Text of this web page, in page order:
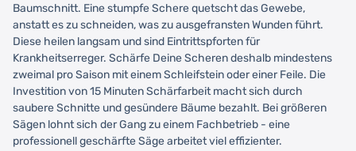
Baumschnitt. Eine stumpfe Schere quetscht das Gewebe,
anstatt es zu schneiden, was zu ausgefransten Wunden führt.
Diese heilen langsam und sind Eintrittspforten für
Krankheitserreger. Schärfe Deine Scheren deshalb mindestens
zweimal pro Saison mit einem Schleifstein oder einer Feile. Die
Investition von 15 Minuten Schärfarbeit macht sich durch
saubere Schnitte und gesündere Bäume bezahlt. Bei größeren
Sägen lohnt sich der Gang zu einem Fachbetrieb - eine
professionell geschärfte Säge arbeitet viel effizienter.